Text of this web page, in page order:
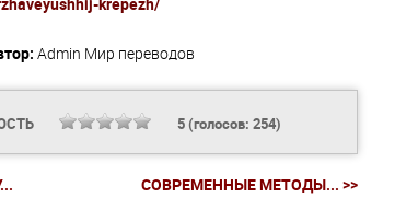
Admin Мир переводов
5(голосов: 254)
СОВРЕМЕННЫЕ МЕТОДЫ... >>